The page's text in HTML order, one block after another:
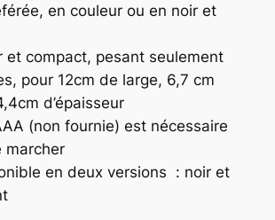
en couleur ou en noir et
et compact, pesant seulement
pour 12cm de large, 6,7 cm
d’épaisseur
(non fournie) est nécessaire
marcher
en deux versions : noir et